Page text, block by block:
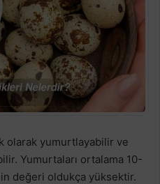
olarak yumurtlayabilir ve
Yumurtaları ortalama 10-
değeri oldukça yüksektir.